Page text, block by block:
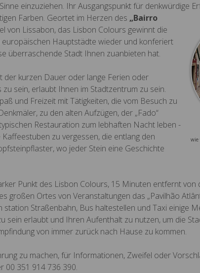
einzuziehen. Ihr Ausgangspunkt für denkwürdige
Farben.
wie
Geortet im Herzen des „Bairro
von Lissabon, das Lisbon Colours gewinnt die
Hauptstädte wieder und konferiert
überraschende Stadt Ihnen zuanbieten hat.
der kurzen Dauer oder lange Ferien oder
sein, erlaubt Ihnen im Stadtzentrum zu sein.
und Freizeit mit Tätigkeiten, die vom Besuch zu
zu den alten Aufzügen, der „Fado“
Restauration zum lebhaften Nacht leben -
zu vergessen, die entlang den
wo jeder Stein eine Geschichte
Punkt des Lisbon Colours, 15 Minuten entfernt von
großen Ortes von Veranstaltungen das „Pavilhão
Straßenbahn, Bus haltestellen und Taxi einige
sein erlaubt und Ihren Aufenthalt zu nutzen, um die
von immer zurück nach Hause zu kommen.
zu machen, für Informationen, Zweifel oder
00 351 914 736 390.